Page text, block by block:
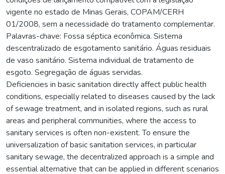
vigente no estado de Minas Gerais, COPAM/CERH
01/2008, sem a necessidade do tratamento complementar.
Palavras-chave: Fossa séptica econômica. Sistema
descentralizado de esgotamento sanitário. Águas residuais
de vaso sanitário. Sistema individual de tratamento de
esgoto. Segregação de águas servidas.
Deficiencies in basic sanitation directly affect public health
conditions, especially related to diseases caused by the lack
of sewage treatment, and in isolated regions, such as rural
areas and peripheral communities, where the access to
sanitary services is often non-existent. To ensure the
universalization of basic sanitation services, in particular
sanitary sewage, the decentralized approach is a simple and
essential alternative that can be applied in different scenarios